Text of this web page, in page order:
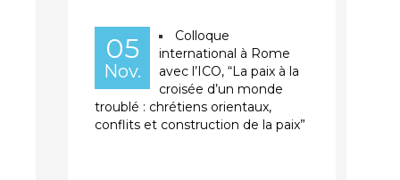
05
Nov.
Colloque
international à Rome
avec l’ICO, “La paix à la
croisée d’un monde
troublé : chrétiens orientaux,
conflits et construction de la paix”